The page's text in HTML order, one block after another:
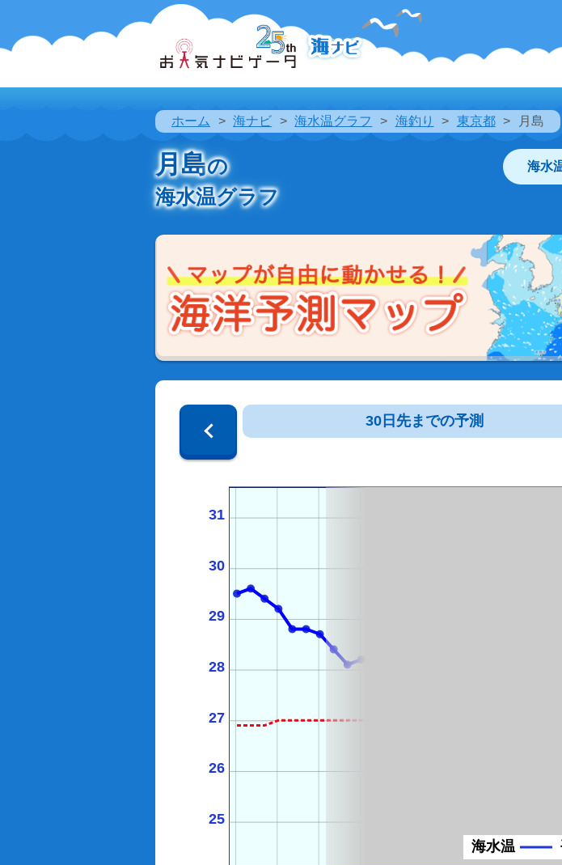
ホーム 海ナビ 海水温グラフ 海釣り 東京都 月島
月島の
海水温グラフ
海水
30日先までの予測
25
26
27
28
29
30
31
海水温